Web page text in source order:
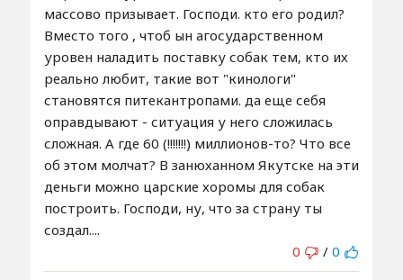
массово призывает. Господи. кто его родил?
Вместо того , чтоб ын агосударственном
уровен наладить поставку собак тем, кто их
реально любит, такие вот "кинологи"
становятся питекантропами. да еще себя
оправдывают - ситуация у него сложилась
сложная. А где 60 (!!!!!!!) миллионов-то? Что все
об этом молчат? В занюханном Якутске на эти
деньги можно царские хоромы для собак
построить. Господи, ну, что за страну ты
создал....
0
/ 0